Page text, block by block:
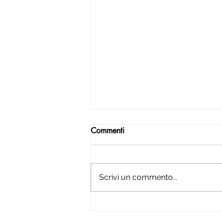
Commenti
Scrivi un commento...